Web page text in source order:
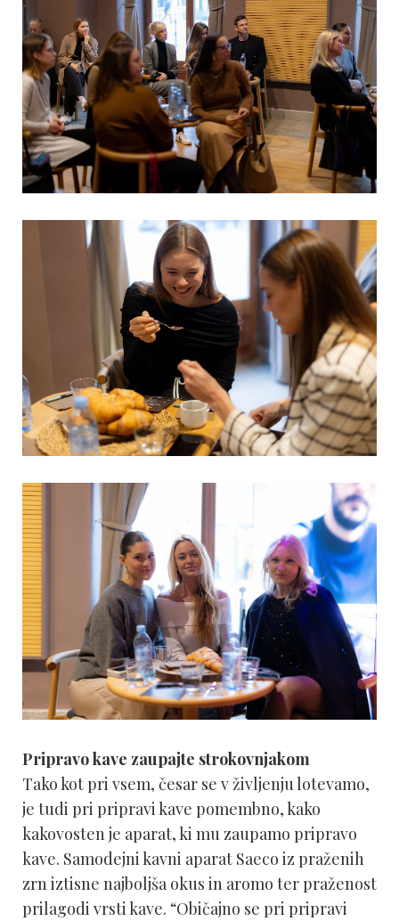
Pripravo kave zaupajte strokovnjakom
Tako kot pri vsem, česar se v življenju lotevamo,
je tudi pri pripravi kave pomembno, kako
kakovosten je aparat, ki mu zaupamo pripravo
kave. Samodejni kavni aparat Saeco iz praženih
zrn iztisne najboljša okus in aromo ter praženost
prilagodi vrsti kave. “Običajno se pri pripravi